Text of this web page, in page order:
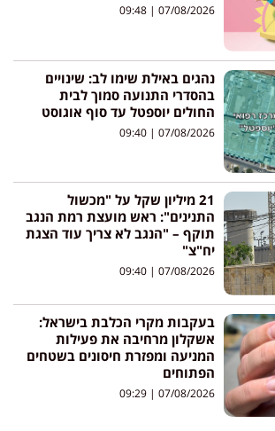
07/08/2026
נהגים באילת שימו לב: שינויים
בהסדרי התנועה סמוך לבית
החולים יוספטל עד סוף אוגוסט
07/08/2026
21 מיליון שקל על "מכשול
התנינים": ראש מועצת רמת הנגב
תוקף – "הנגב לא צריך עוד הצגת
יח"צ"
07/08/2026
בעקבות מקרי הכלבת בישראל:
אשקלון מרחיבה את פעילות
המניעה ומפזרת חיסונים בשטחים
הפתוחים
07/08/2026